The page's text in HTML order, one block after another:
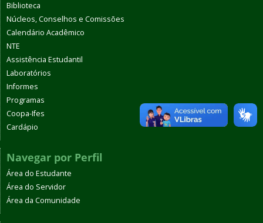
Biblioteca
Núcleos, Conselhos e Comissões
Calendário Acadêmico
NTE
Assistência Estudantil
Laboratórios
Informes
Programas
Coopa-Ifes
Cardápio
Navegar por Perfil
Área do Estudante
Área do Servidor
Área da Comunidade